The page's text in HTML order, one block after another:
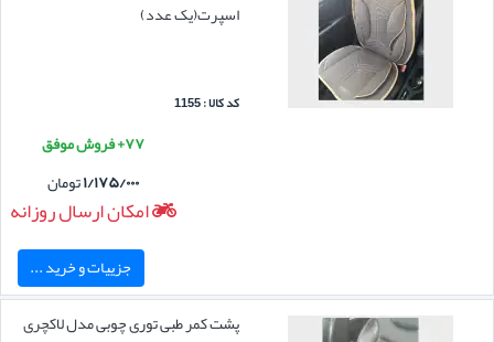
اسپرت(یک عدد)
کد کالا : 1155
۷۷+ فروش موفق
۱/۱۷۵/۰۰۰تومان
امکان ارسال روزانه
جزییات و خرید ...
پشت کمر طبی توری چوبی مدل لاکچری